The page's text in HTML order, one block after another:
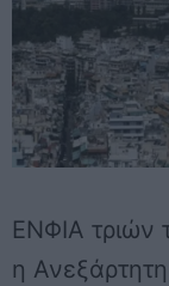
ΕΝΦΙΑ τριών
η